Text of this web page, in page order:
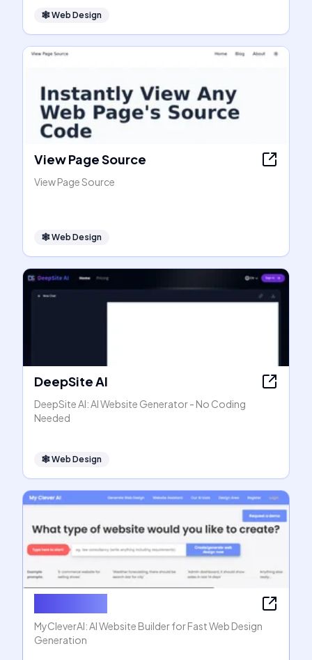
🕸Web Design
View Page Source
View Page Source
🕸Web Design
DeepSite AI
DeepSite AI: AI Website Generator - No Coding
Needed
🕸Web Design
MyCleverAI: AI Website Builder for Fast Web Design
Generation